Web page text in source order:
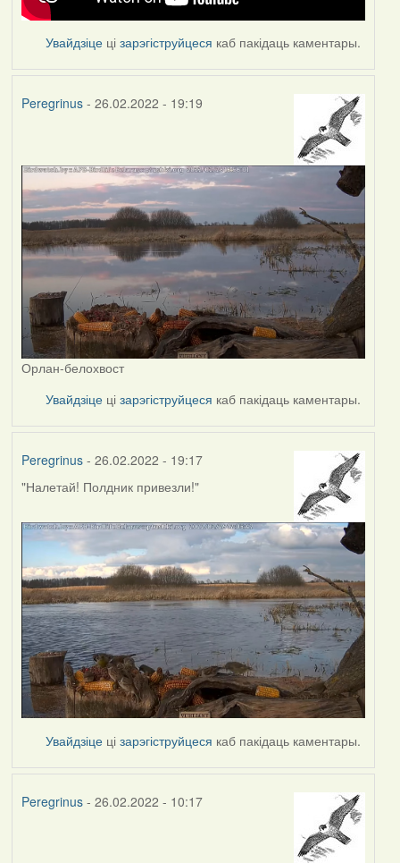
Увайдзіце цізарэгіструйцеся каб пакідаць каментары.
Peregrinus- 26.02.2022 - 19:19
Орлан-белохвост
Увайдзіце цізарэгіструйцеся каб пакідаць каментары.
Peregrinus- 26.02.2022 - 19:17
"Налетай! Полдник привезли!"
Увайдзіце цізарэгіструйцеся каб пакідаць каментары.
Peregrinus- 26.02.2022 - 10:17